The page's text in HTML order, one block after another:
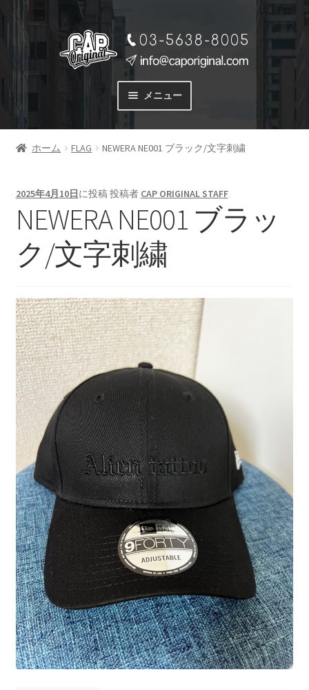
ョ
へ
キ
プ
へ
キ
プ
メニュー
サービス
SERVICE
PRICE
商品一覧
PRODUCTS
FLOW
制作事例
WORKS
よくある質問
FAQ
ブログ
BLOG
お問い合わせ
CONTACT
ホーム FLAG NEWERA NE001 ブラック/文字刺繍
2025年4月10日に投稿投稿者 CAP ORIGINAL STAFF
NEWERA NE001 ブラッ
ク/文字刺繍